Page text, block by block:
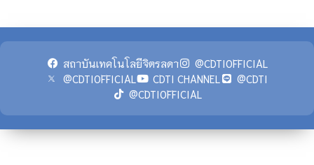
สถาบันเทคโนโลยีจิตรลดา
@CDTIOFFICIAL
@CDTIOFFICIAL
CDTI CHANNEL
@CDTI
@CDTIOFFICIAL